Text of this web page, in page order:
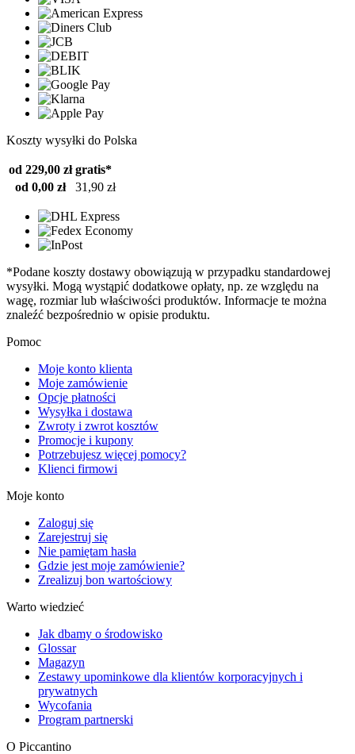
Koszty wysyłki do Polska
od 229,00 zł gratis*
od 0,00 zł
31,90 zł
*Podane koszty dostawy obowiązują w przypadku standardowej
wysyłki. Mogą wystąpić dodatkowe opłaty, np. ze względu na
wagę, rozmiar lub właściwości produktów. Informacje te można
znaleźć bezpośrednio w opisie produktu.
Pomoc
Moje konto klienta
Moje zamówienie
Opcje płatności
Wysyłka i dostawa
Zwroty i zwrot kosztów
Promocje i kupony
Potrzebujesz więcej pomocy?
Klienci firmowi
Moje konto
Zaloguj się
Zarejestruj się
Nie pamiętam hasła
Gdzie jest moje zamówienie?
Zrealizuj bon wartościowy
Warto wiedzieć
Jak dbamy o środowisko
Glossar
Magazyn
Zestawy upominkowe dla klientów korporacyjnych i
prywatnych
Wycofania
Program partnerski
O Piccantino